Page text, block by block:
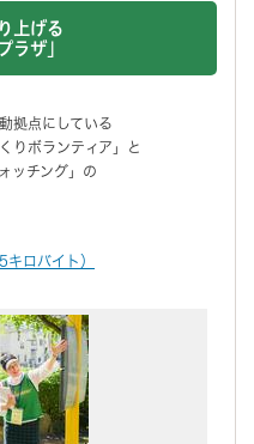
上げる
ラザ」
拠点にしている
りボランティア」と
ッチング」の
ロバイト）